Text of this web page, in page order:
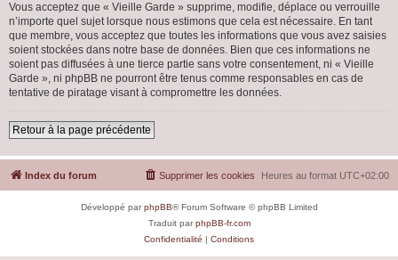
Vous acceptez que « Vieille Garde » supprime, modifie, déplace ou verrouille
n’importe quel sujet lorsque nous estimons que cela est nécessaire. En tant
que membre, vous acceptez que toutes les informations que vous avez saisies
soient stockées dans notre base de données. Bien que ces informations ne
soient pas diffusées à une tierce partie sans votre consentement, ni « Vieille
Garde », ni phpBB ne pourront être tenus comme responsables en cas de
tentative de piratage visant à compromettre les données.
Retour à la page précédente
Index du forum Heures au format UTC+02:00
Supprimer les cookies
Développé parphpBB® Forum Software © phpBB Limited
Traduit parphpBB-fr.com
Confidentialité | Conditions